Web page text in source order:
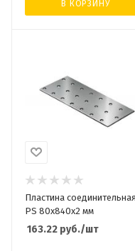
В КОРЗИНУ
Пластина соединительная
PS 80х840х2 мм
163.22 руб./шт